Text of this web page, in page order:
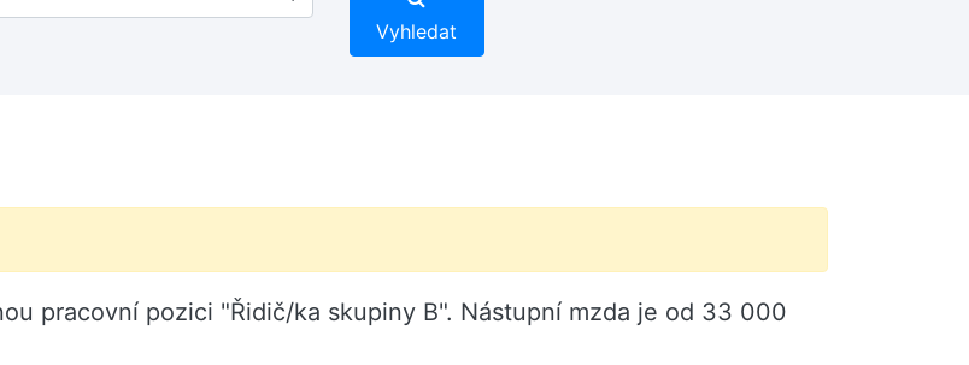
Vyhledat
pracovní pozici "Řidič/ka skupiny B". Nástupní mzda je od 33 000